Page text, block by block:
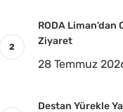
RODA Liman’dan
Ziyaret
28 Temmuz
Destan Yürekle